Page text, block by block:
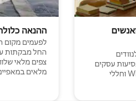
עסקים
עם חיבור לרשת Wi-Fi וחללי
ההנאה
לפעמים מקום
החל מבקתות
צפים מלאי
מלאים